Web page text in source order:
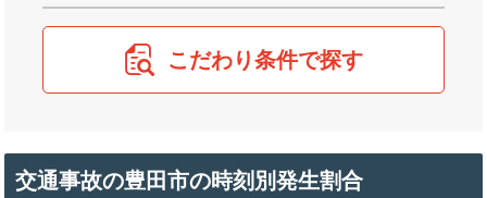
こだわり条件で探す
交通事故の豊田市の時刻別発生割合